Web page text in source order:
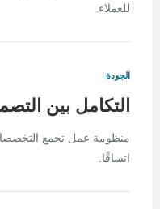
للعملاء.
الجودة
التكامل بين
منظومة عمل تجمع
اتساقًا.